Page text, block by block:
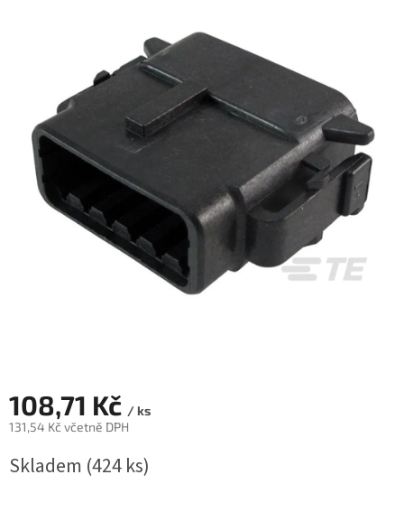
108,71 Kč / ks
131,54 Kč včetně DPH
cena:
Skladem (424 ks)